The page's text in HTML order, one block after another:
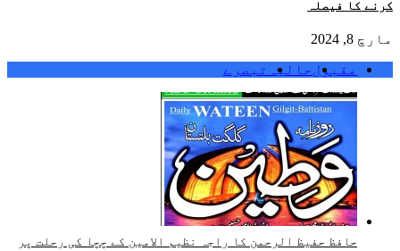
کرنے کا فیصلہ
مارچ 8, 2024
مقبولحالیہ تبصرے
حافظ حفیظ الرحمن کا راجہ نظیم الامین کے چچا کی رحلت پر